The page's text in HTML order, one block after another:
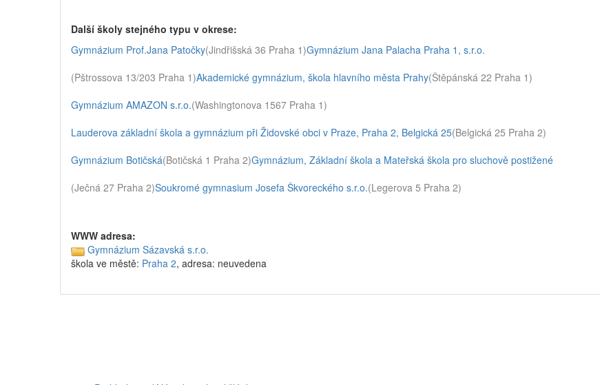
Další školy stejného typu v okrese:
Gymnázium Prof.Jana Patočky(Jindřišská 36 Praha 1)Gymnázium Jana Palacha Praha 1, s.r.o.
(Pštrossova 13/203 Praha 1)Akademické gymnázium, škola hlavního města Prahy(Štěpánská 22 Praha 1)
Gymnázium AMAZON s.r.o.(Washingtonova 1567 Praha 1)
Lauderova základní škola a gymnázium při Židovské obci v Praze, Praha 2, Belgická 25(Belgická 25 Praha 2)
Gymnázium Botičská(Botičská 1 Praha 2)Gymnázium, Základní škola a Mateřská škola pro sluchově postižené
(Ječná 27 Praha 2)Soukromé gymnasium Josefa Škvoreckého s.r.o.(Legerova 5 Praha 2)
WWW adresa:
Gymnázium Sázavská s.r.o.
škola ve městě: Praha 2, adresa: neuvedena